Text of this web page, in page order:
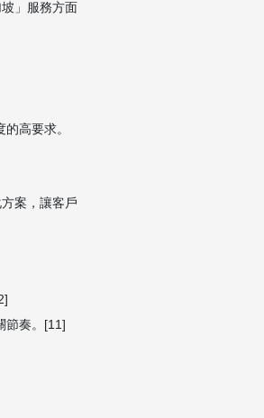
」服務方面
高要求。
案，讓客戶
節奏。[11]